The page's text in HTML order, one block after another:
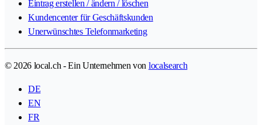
Eintrag erstellen / ändern / löschen
Kundencenter für Geschäftskunden
Unerwünschtes Telefonmarketing
© 2026 local.ch - Ein Unternehmen von localsearch
DE
EN
FR